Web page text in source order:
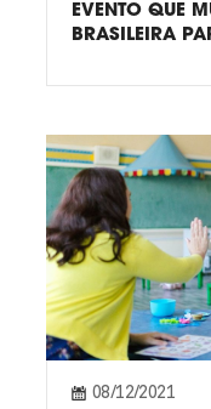
EVENTO QUE
BRASILEIRA
08/12/2021